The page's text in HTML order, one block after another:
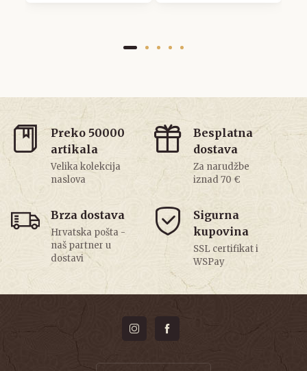
Preko 50000
artikala
Velika kolekcija
naslova
Besplatna
dostava
Za narudžbe
iznad 70 €
Brza dostava
Hrvatska pošta -
naš partner u
dostavi
Sigurna
kupovina
SSL certifikat i
WSPay